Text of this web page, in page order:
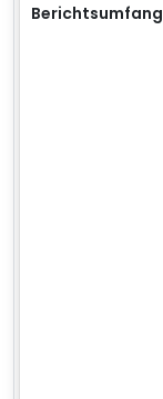
Berichtsumfang